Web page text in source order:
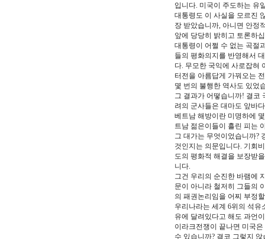
입니다. 미국이 주도하는 유
대통령도 이 사실을 모르진
장 받았습니까, 아니면 안정
앞에 당당히 밝히고 토론하
대통령이 어쩔 수 없는 곡절
들의 평화의지를 반영해서
다. 무모한 국익에 사로잡혀
터전을 아름답게 가꿔오는
몇 번의 불행한 역사도 있었
그 결과가 어떻습니까! 결코
려의 군사들은 대마도 앞바
베트남 해방이란 미명하에
트남 젊은이들이 흘린 피는
그 대가는 무엇이었습니까?
것인지는 의문입니다. 기회
도의 평화적 해결을 보장받
니다.
그건 우리의 순진한 바램에
문이 아니라 철저히 그들의
의 패권논리임을 어찌 부정
우리나라는 세계 6위의 석유
유에 달려있다고 해도 과언
이라크전쟁이 끝나면 미국
수 있습니까? 결코 그렇지 않